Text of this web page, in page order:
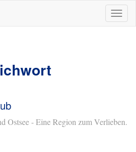
ein-/
Ostsee - Eine Region zum Verlieben.